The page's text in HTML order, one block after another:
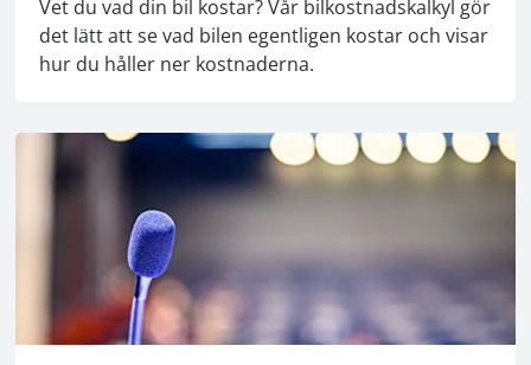
Vet du vad din bil kostar? Vår bilkostnadskalkyl gör
det lätt att se vad bilen egentligen kostar och visar
hur du håller ner kostnaderna.